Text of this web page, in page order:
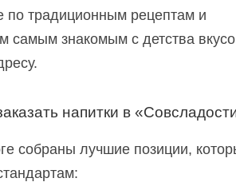
по традиционным рецептам и
самым знакомым с детства
напитки в
собраны лучшие позиции,